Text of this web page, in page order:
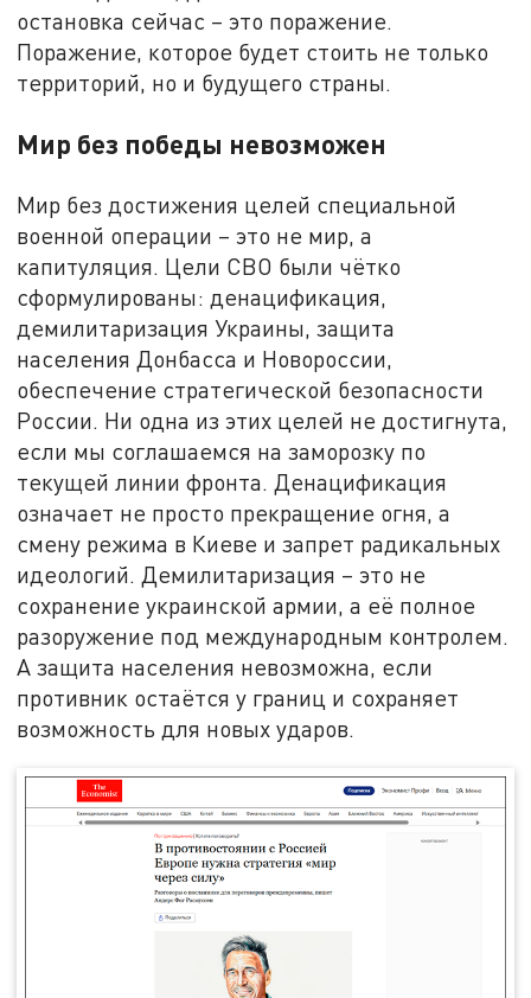
остановка сейчас – это поражение.
Поражение, которое будет стоить не только
территорий, но и будущего страны.
Мир без победы невозможен
Мир без достижения целей специальной
военной операции – это не мир, а
капитуляция. Цели СВО были чётко
сформулированы: денацификация,
демилитаризация Украины, защита
населения Донбасса и Новороссии,
обеспечение стратегической безопасности
России. Ни одна из этих целей не достигнута,
если мы соглашаемся на заморозку по
текущей линии фронта. Денацификация
означает не просто прекращение огня, а
смену режима в Киеве и запрет радикальных
идеологий. Демилитаризация – это не
сохранение украинской армии, а её полное
разоружение под международным контролем.
А защита населения невозможна, если
противник остаётся у границ и сохраняет
возможность для новых ударов.